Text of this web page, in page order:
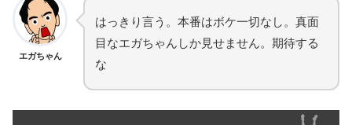
エガちゃん
はっきり言う。本番はボケ一切なし。真面
目なエガちゃんしか見せません。期待する
な